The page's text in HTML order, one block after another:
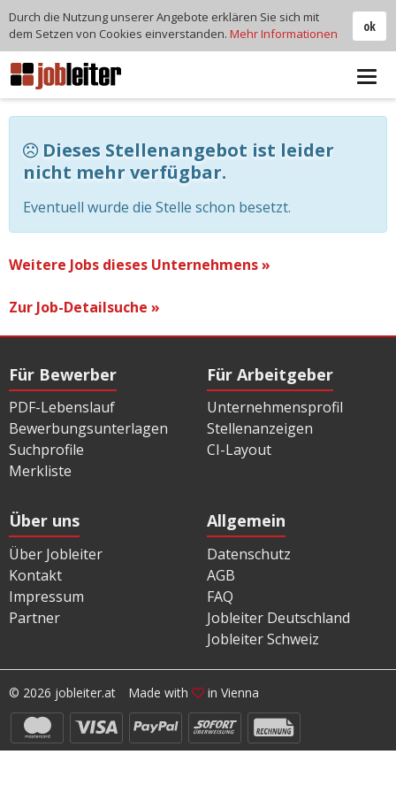
Dieses Stellenangebot ist leider
nicht mehr verfügbar.
Eventuell wurde die Stelle schon besetzt.
Weitere Jobs dieses Unternehmens »
Zur Job-Detailsuche »
Für Bewerber
PDF-Lebenslauf
Bewerbungsunterlagen
Suchprofile
Merkliste
Für Arbeitgeber
Unternehmensprofil
Stellenanzeigen
CI-Layout
Über uns
Über Jobleiter
Kontakt
Impressum
Partner
Allgemein
Datenschutz
AGB
FAQ
Jobleiter Deutschland
Jobleiter Schweiz
© 2026 jobleiter.at Made with in Vienna
ok
Durch die Nutzung unserer Angebote erklären Sie sich mit
dem Setzen von Cookies einverstanden. Mehr Informationen